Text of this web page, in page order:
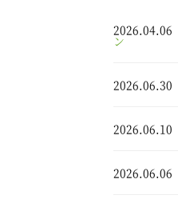
2026.04.06
ン
2026.06.30
2026.06.10
2026.06.06